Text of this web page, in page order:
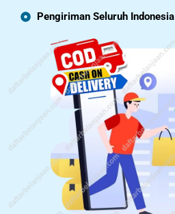
Pengiriman Seluruh Indonesia